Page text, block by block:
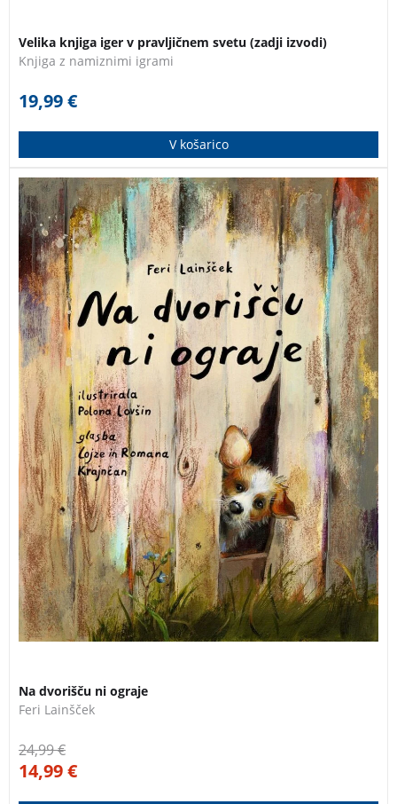
Velika knjiga iger v pravljičnem svetu (zadji izvodi)
Knjiga z namiznimi igrami
19,99€
V košarico
Slikanica Ferija Lainščka z ilustracijami Polone Lovšin
in glasbo Lojzeta in Romane Krajnčan.NA DVORIŠČU
NI OGRAJE
Na dvorišču ni ograje
Feri Lainšček
24,99€
14,99€